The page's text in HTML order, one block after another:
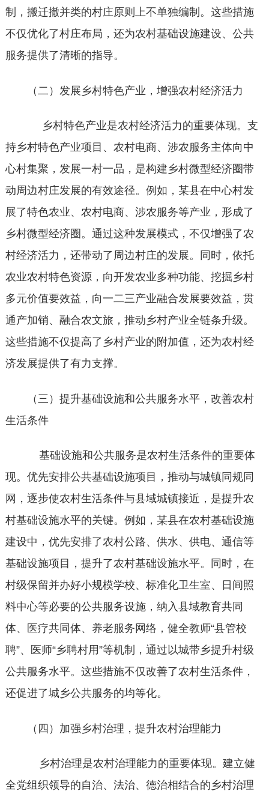
制，搬迁撤并类的村庄原则上不单独编制。这些措施
不仅优化了村庄布局，还为农村基础设施建设、公共
服务提供了清晰的指导。
（二）发展乡村特色产业，增强农村经济活力
乡村特色产业是农村经济活力的重要体现。支
持乡村特色产业项目、农村电商、涉农服务主体向中
心村集聚，发展一村一品，是构建乡村微型经济圈带
动周边村庄发展的有效途径。例如，某县在中心村发
展了特色农业、农村电商、涉农服务等产业，形成了
乡村微型经济圈。通过这种发展模式，不仅增强了农
村经济活力，还带动了周边村庄的发展。同时，依托
农业农村特色资源，向开发农业多种功能、挖掘乡村
多元价值要效益，向一二三产业融合发展要效益，贯
通产加销、融合农文旅，推动乡村产业全链条升级。
这些措施不仅提高了乡村产业的附加值，还为农村经
济发展提供了有力支撑。
（三）提升基础设施和公共服务水平，改善农村
生活条件
基础设施和公共服务是农村生活条件的重要体
现。优先安排公共基础设施项目，推动与城镇同规同
网，逐步使农村生活条件与县域城镇接近，是提升农
村基础设施水平的关键。例如，某县在农村基础设施
建设中，优先安排了农村公路、供水、供电、通信等
基础设施项目，提升了农村基础设施水平。同时，在
村级保留并办好小规模学校、标准化卫生室、日间照
料中心等必要的公共服务设施，纳入县域教育共同
体、医疗共同体、养老服务网络，健全教师“县管校
聘”、医师“乡聘村用”等机制，通过以城带乡提升村级
公共服务水平。这些措施不仅改善了农村生活条件，
还促进了城乡公共服务的均等化。
（四）加强乡村治理，提升农村治理能力
乡村治理是农村治理能力的重要体现。建立健
全党组织领导的自治、法治、德治相结合的乡村治理